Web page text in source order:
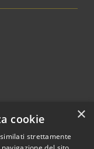
×
cookie
strettamente